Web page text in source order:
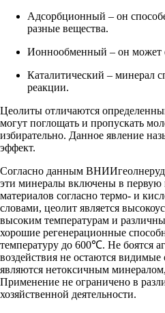
Адсорбционный – он
разные вещества.
Ионнообменный – он может
Каталитический – минерал
реакции.
Цеолиты отличаются
могут поглощать и пропускать
избирательно. Данное явление
эффект.
Согласно данным
эти минералы включены в
материалов согласно термо- и
словами, цеолит является
высоким температурам и
хорошие регенерационные
температуру до 600℃. Не боятся
воздействия не остаются
являются нетоксичным
Применение не ограничено в
хозяйственной деятельности.